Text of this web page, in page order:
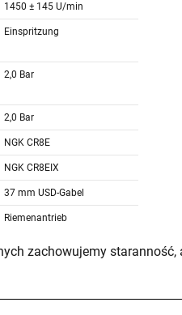
1450 ± 145 U/min
Einspritzung
2,0 Bar
2,0 Bar
NGK CR8E
NGK CR8EIX
37 mm USD-Gabel
Riemenantrieb
zachowujemy